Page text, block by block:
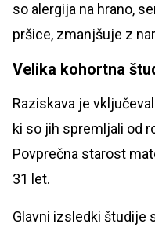
so alergija na hrano,
pršice, zmanjšuje z
Velika kohortna
Raziskava je
ki so jih spremljali od
Povprečna starost
31 let.
Glavni izsledki študije